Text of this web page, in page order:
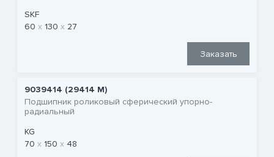
SKF
60
130 27
Заказать
9039414 (29414 M)
Подшипник роликовый сферический упорно-
радиальный
KG
70
150 48